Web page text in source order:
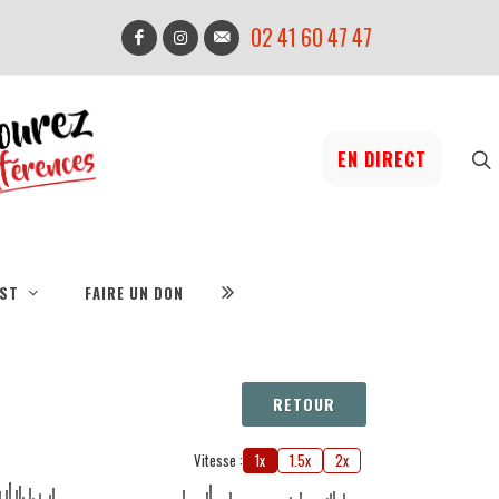
02 41 60 47 47
EN DIRECT
FAIRE UN DON
RETOUR
Vitesse : 1x 1.5x 2x